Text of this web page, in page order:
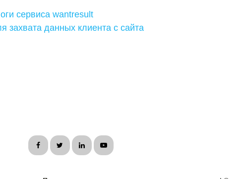
сервиса wantresult
захвата данных клиента с сайта